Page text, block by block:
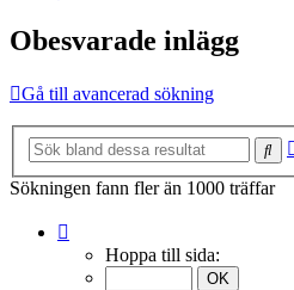
Obesvarade inlägg
Gå till avancerad sökning
Sök
Sökningen fann fler än 1000 träffar
Hoppa till sida: